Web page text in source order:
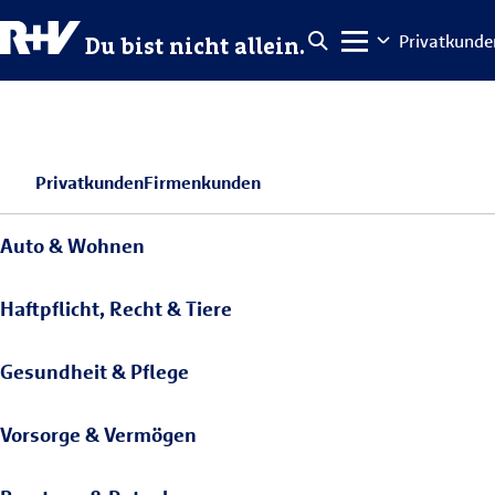
Du bist nicht allein.
PrivatkundenFirmenkunden
Auto & Wohnen
Haftpflicht, Recht & Tiere
Gesundheit & Pflege
Vorsorge & Vermögen